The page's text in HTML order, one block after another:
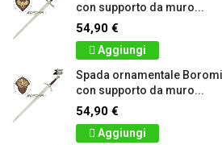
con supporto da muro...
54,90 €
Aggiungi
Spada ornamentale
con supporto da muro...
54,90 €
Aggiungi